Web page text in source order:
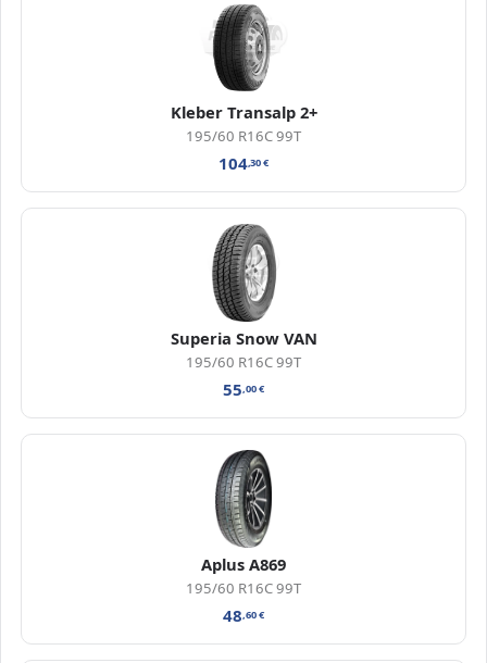
Kleber Transalp 2+
195/60 R16C 99T
104,30€
Superia Snow VAN
195/60 R16C 99T
55,00€
Aplus A869
195/60 R16C 99T
48,60€